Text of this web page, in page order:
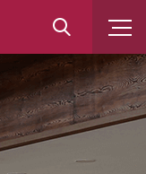
통
합
검
색